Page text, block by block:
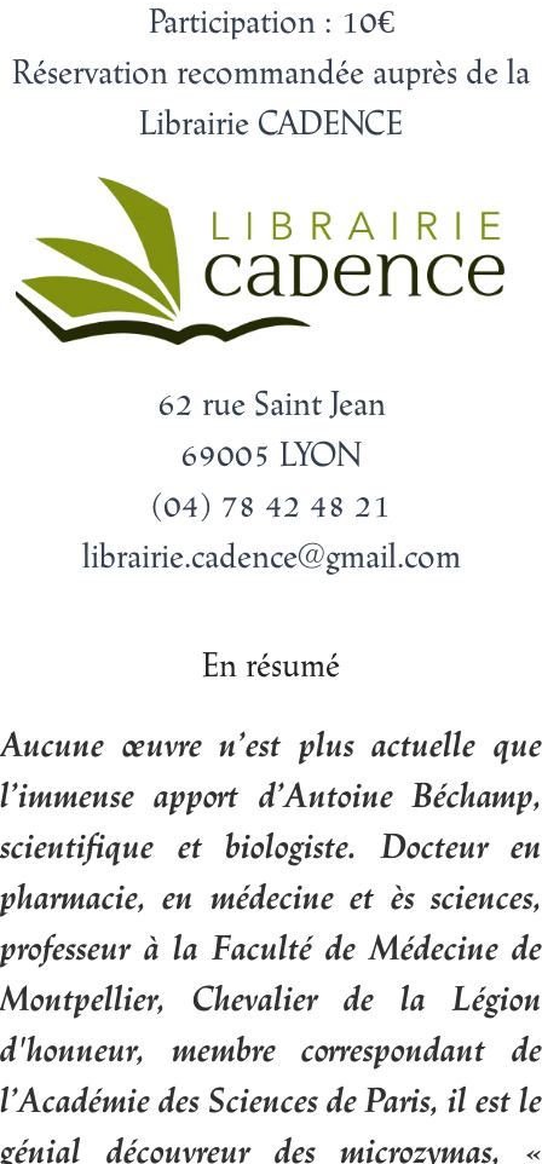
Participation : 10€
Réservation recommandée auprès de la
Librairie CADENCE
62 rue Saint Jean
69005 LYON
(04) 78 42 48 21
librairie.cadence@gmail.com
En résumé
Aucune œuvre n’est plus actuelle que
l’immense apport d’Antoine Béchamp,
scientifique et biologiste.Docteur en
pharmacie, en médecine et ès sciences,
professeur à la Faculté de Médecine de
Montpellier, Chevalier de la Légion
d'honneur, membre correspondant de
l’Académie des Sciences de Paris, il est le
génial découvreur des microzymas, «